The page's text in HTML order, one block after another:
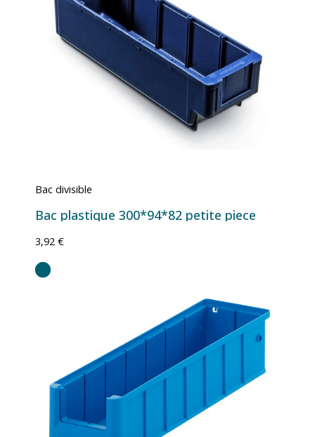
Bac divisible
Bac plastique 300*94*82 petite piece
3,92 €